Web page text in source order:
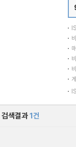
검색결과1건